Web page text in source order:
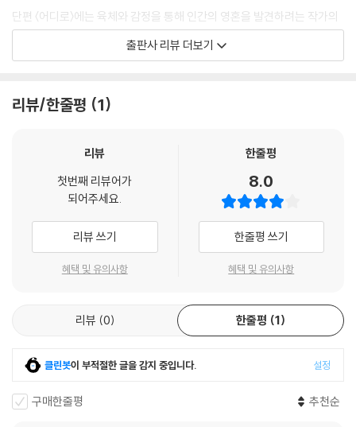
된다. 인간의 영혼은 영원히 고독한 것이니까. 나는 아주 위세 좋게 이런 염
불 같은 생각을 했다.
---「나는 바다를 껴안고 싶다」중에서
내게서 떨어지지 마. 불도 폭탄도 다 잊어버려. 우리 두 사람의 인생길은 언
끄덕임은 치졸했으나 이자와는 감동에 겨워 미쳐버릴 듯한 기분이었다. 아
아, 길고도 긴, 몇 번에 걸친 공포의 시간, 주야로 이어진 폭격 아래서 여자
가 처음으로 표명한 첫 의지였으며 단 한 번의 대답이었다. 그것이 너무 측
은하여 이자와는 돌아버릴 것 같았다.
---「백치」중에서
전쟁에 졌기 때문에 타락하는 것이 아니다. 인간이기에 타락하는 것이며
인간의 마음은 고난에 대해 강철같지 못하기 때문이다. 인간은 가녀리고
위약하며, 그 때문에 어리석은 존재지만 완전히 타락하기에도 너무 약하
고는 못 배길 것이며 천황을 들먹이지 않을 수 없게 될 것이다. 그러나 타인
의 처녀가 아닌 자신의 처녀를 살해하고 자신의 무사도와 자신의 천황을
고안해내기 위해서는 사람은 올바르게, 타락해야 할 길을 온전히 타락할
단편 〈어디로〉에는 육체와 감정을 통해 인간의 영혼을 발견하려는 작가의
노력과 좌절이 드러나 있다. 또 다른 수록작 〈나는 바다를 껴안고 싶다〉는
마침내 발견한 인간 영혼의 아름다움을 표현한다. 저자 스스로도 문학은
할 필요를 느끼고 평생 방랑과 낙오자의 삶을 살아간다. 말년에 공권력을
체를 통해 이러한 ‘부정’을 실천했다.
이 선집에는 안고의 강렬한 현실 인식을 보여주는 작품 외에도 문학적으로
독창적인 작품도 실려 있다. 소극(笑劇), 광대극을 뜻하는 파스farce의
특성과 효과에 착안한 소설론인 ‘파스론’에 입각하여 쓴 〈바람박사〉와 〈한
바탕 마을 소동〉이 그것인데, 이 작품들은 논리나 지성이 배제된, 황당무계
한 공상이 만들어낸 현실과 인간의 묘사를 통해 어리석어 보이는 인간에
타락하라, 그리고 살아라
전후에 발표된 〈타락론〉과 〈백치〉는 문단에서 거의 사라진 안고를 다시 부
권력층이 권력과 체제 유지를 위해 창조한 것이며 인간을 왜곡하고 조정하
출판사 리뷰 더보기
리뷰/한줄평 1
리뷰
첫번째 리뷰어가
되어주세요.
리뷰 쓰기
혜택 및 유의사항
한줄평
8.0
한줄평 쓰기
혜택 및 유의사항
리뷰 0 한줄평 1
클린봇이 부적절한 글을 감지 중입니다. 설정
구매한줄평 추천순